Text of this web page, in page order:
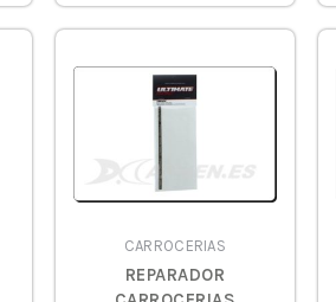
CARROCERIAS
REPARADOR